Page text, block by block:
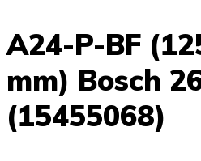
A24-P-BF
mm) Bosch
(15455068)